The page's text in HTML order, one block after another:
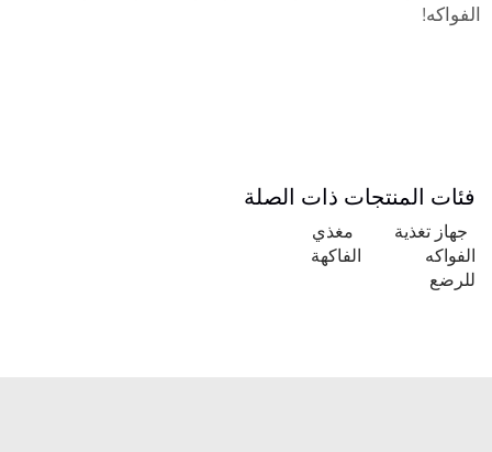
الفواكه!
فئات المنتجات ذات الصلة
جهاز تغذية
الفواكه
للرضع
مغذي
الفاكهة